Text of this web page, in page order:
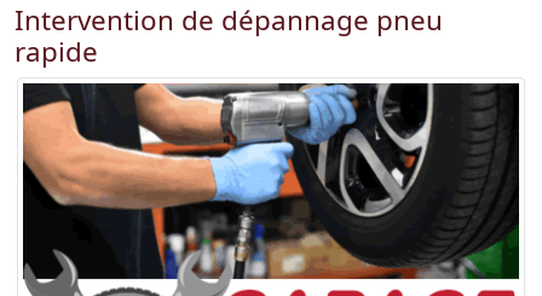
Intervention de dépannage pneu
rapide